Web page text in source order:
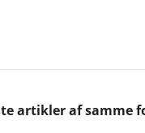
artikler af samme